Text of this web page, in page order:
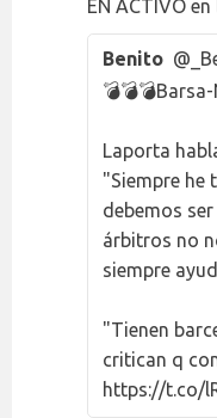
EN ACTIVO
Benito
Laporta
"Siempre he
debemos
árbitros no
siempre
"Tienen
critican q
https://t.co/